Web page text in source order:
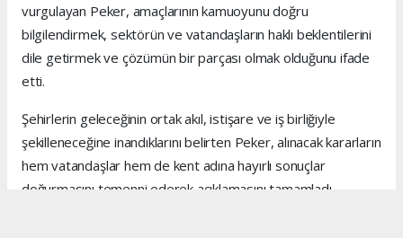
vurgulayan Peker, amaçlarının kamuoyunu doğru
bilgilendirmek, sektörün ve vatandaşların haklı beklentilerini
dile getirmek ve çözümün bir parçası olmak olduğunu ifade
etti.
Şehirlerin geleceğinin ortak akıl, istişare ve iş birliğiyle
şekilleneceğine inandıklarını belirten Peker, alınacak kararların
hem vatandaşlar hem de kent adına hayırlı sonuçlar
doğurmasını temenni ederek açıklamasını tamamladı.